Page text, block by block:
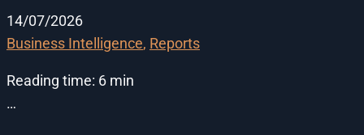
14/07/2026
Business Intelligence, Reports
Reading time: 6 min
…